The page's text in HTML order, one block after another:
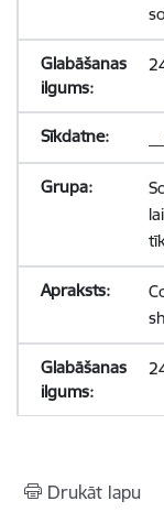
Drukāt lapu